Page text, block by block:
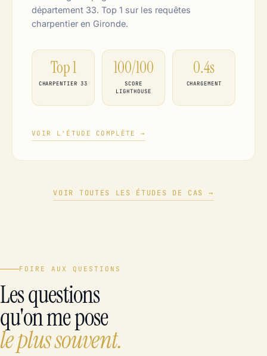
département 33. Top 1 sur les requêtes
charpentier en Gironde.
Top 1
CHARPENTIER 33
100/100
SCORE
LIGHTHOUSE
0.4s
CHARGEMENT
VOIR L'ÉTUDE COMPLÈTE →
VOIR TOUTES LES ÉTUDES DE CAS →
FOIRE AUX QUESTIONS
Les questions
qu'on me pose
le plus souvent.